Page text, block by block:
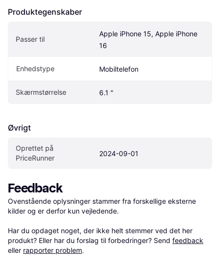
Produktegenskaber
Passer til
Apple iPhone 15, Apple iPhone
16
Enhedstype Mobiltelefon
Skærmstørrelse 6.1 "
Øvrigt
Oprettet på
PriceRunner
2024-09-01
Feedback
Ovenstående oplysninger stammer fra forskellige eksterne
kilder og er derfor kun vejledende.
Har du opdaget noget, der ikke helt stemmer ved det her
produkt? Eller har du forslag til forbedringer? Send feedback
eller rapporter problem.